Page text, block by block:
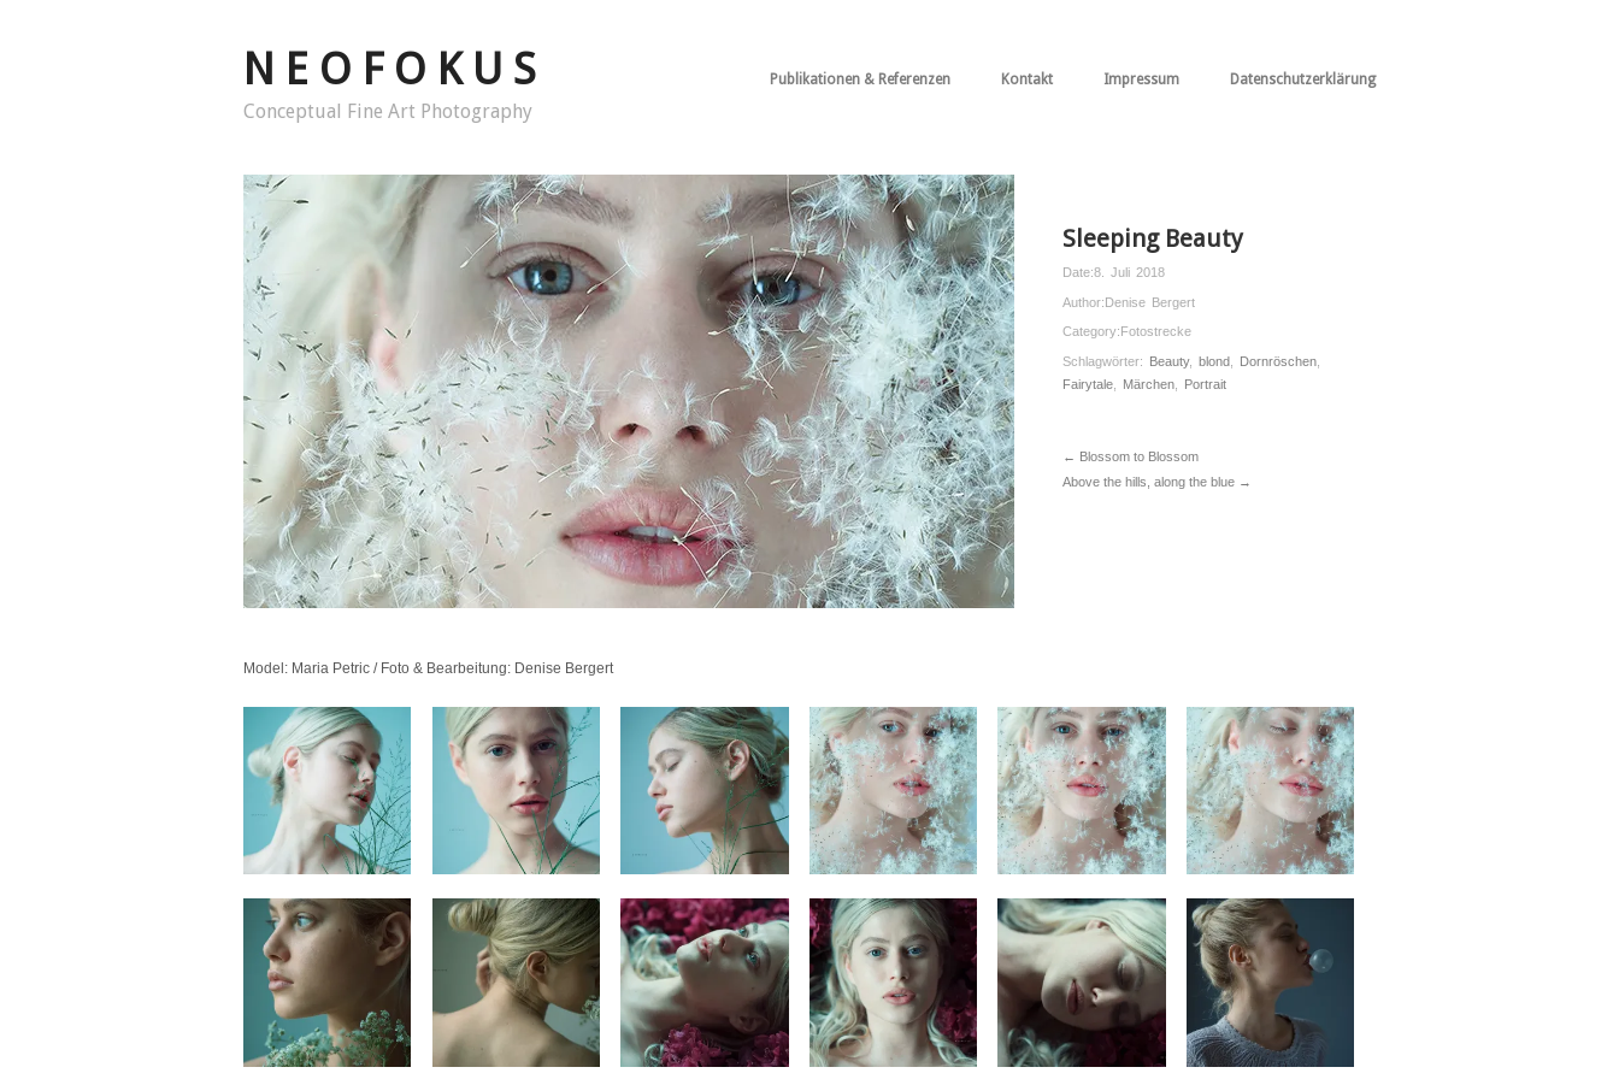
N E O F O K U S
Conceptual Fine Art Photography
Publikationen & Referenzen Kontakt Impressum Datenschutzerklärung
Sleeping Beauty
Date:8. Juli 2018
Author:Denise Bergert
Category:Fotostrecke
Schlagwörter: Beauty, blond Dornröschen
Fairytale
Märchen Portrait
← Blossom to Blossom
Above the hills, along the blue →
Model: Maria Petric / Foto & Bearbeitung: Denise Bergert